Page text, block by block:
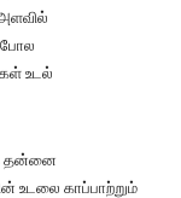
போல
உடல்
தன்னை
உடலை காப்பாற்றும்